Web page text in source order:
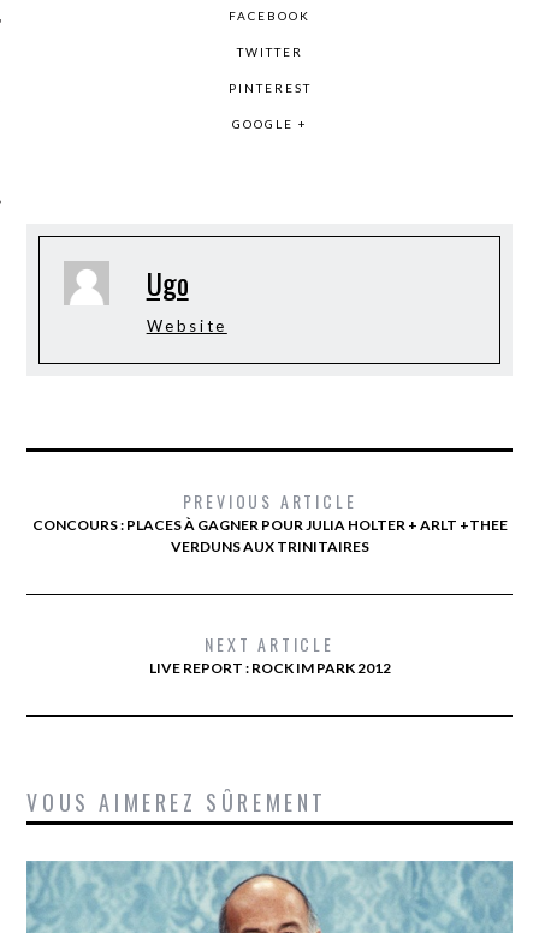
FACEBOOK
TWITTER
PINTEREST
GOOGLE +
Ugo
Website
PREVIOUS ARTICLE
CONCOURS : PLACES À GAGNER POUR JULIA HOLTER + ARLT +THEE
VERDUNS AUX TRINITAIRES
NEXT ARTICLE
LIVE REPORT : ROCK IM PARK 2012
VOUS AIMEREZ SÛREMENT